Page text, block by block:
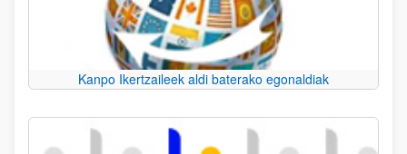
Kanpo Ikertzaileek aldi baterako egonaldiak